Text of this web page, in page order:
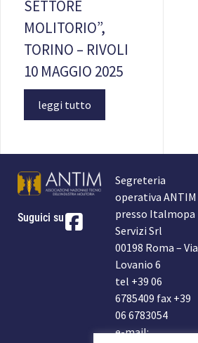
SETTORE
MOLITORIO”,
TORINO – RIVOLI
10 MAGGIO 2025
leggi tutto
Suguici su
Segreteria
operativa ANTIM
presso Italmopa
Servizi Srl
00198 Roma – Via
Lovanio 6
tel +39 06
6785409 fax +39
06 6783054
e-mail: